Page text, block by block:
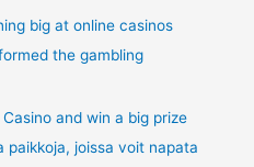
big at online casinos
the gambling
and win a big prize
joissa voit napata